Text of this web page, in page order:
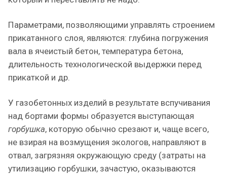
Параметрами, позволяющими управлять строением
прикатанного слоя, являются: глубина погружения
вала в ячеистый бетон, температура бетона,
длительность технологической выдержки перед
прикаткой и др.
У газобетонных изделий в результате вспучивания
над бортами формы образуется выступающая
горбушка, которую обычно срезают и, чаще всего,
не взирая на возмущения экологов, направляют в
отвал, загрязняя окружающую среду (затраты на
утилизацию горбушки, зачастую, оказываются